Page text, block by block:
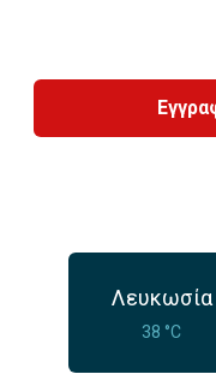
Λευκωσία
38 °C